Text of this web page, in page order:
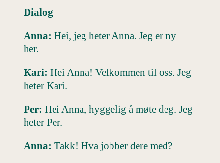
Dialog
Anna: Hei, jeg heter Anna. Jeg er ny
her.
Kari: Hei Anna! Velkommen til oss. Jeg
heter Kari.
Per: Hei Anna, hyggelig å møte deg. Jeg
heter Per.
Anna: Takk! Hva jobber dere med?